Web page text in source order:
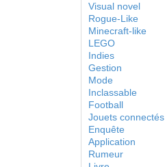
Visual novel
Rogue-Like
Minecraft-like
LEGO
Indies
Gestion
Mode
Inclassable
Football
Jouets connectés
Enquête
Application
Rumeur